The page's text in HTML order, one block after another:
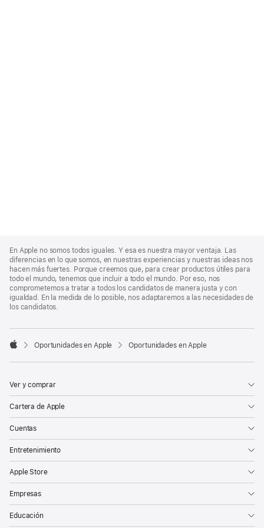
Footer
En Apple no somos todos iguales. Y esa es nuestra mayor ventaja. Las
diferencias en lo que somos, en nuestras experiencias y nuestras ideas nos
hacen más fuertes. Porque creemos que, para crear productos útiles para
todo el mundo, tenemos que incluir a todo el mundo. Por eso, nos
comprometemos a tratar a todos los candidatos de manera justa y con
igualdad. En la medida de lo posible, nos adaptaremos a las necesidades de
los candidatos.

Oportunidades en Apple Oportunidades en Apple
Ver y comprar
Cartera de Apple
Cuentas
Entretenimiento
Apple Store
Empresas
Educación